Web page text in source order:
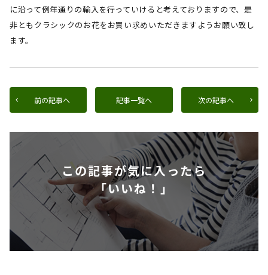
に沿って例年通りの輸入を行っていけると考えておりますので、是
非ともクラシックのお花をお買い求めいただきますようお願い致し
ます。
前の記事へ 記事一覧へ 次の記事へ
この記事が気に入ったら
「いいね！」